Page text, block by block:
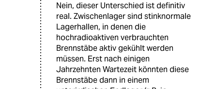
Nein, dieser Unterschied ist definitiv
real. Zwischenlager sind stinknormale
Lagerhallen, in denen die
hochradioaktiven verbrauchten
Brennstäbe aktiv gekühlt werden
müssen. Erst nach einigen
Jahrzehnten Wartezeit könnten diese
Brennstäbe dann in einem